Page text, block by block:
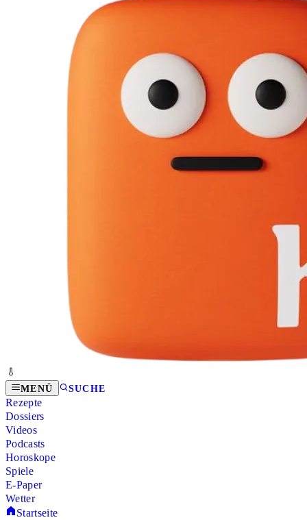
MENÜ SUCHE
Rezepte
Dossiers
Videos
Podcasts
Horoskope
Spiele
E-Paper
Wetter
Startseite